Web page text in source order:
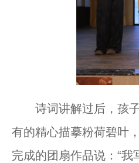
诗词讲解过后，孩子
有的精心描摹粉荷碧叶
完成的团扇作品说：“我